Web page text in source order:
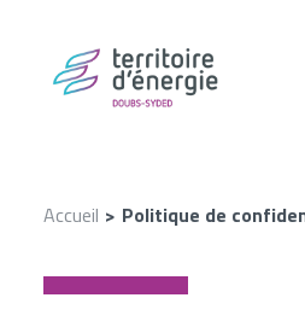
NOUS SUIVRE
Accueil Politique de